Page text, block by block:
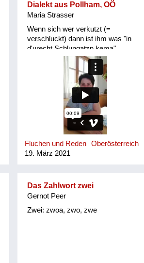
Dialekt aus Pollham, OÖ
Maria Strasser
Wenn sich wer verkutzt (=
verschluckt) dann ist ihm was "in
d'urecht Schlungatzn kema"
Fluchen und Reden
Oberösterreich
19. März 2021
Das Zahlwort zwei
Gernot Peer
Zwei: zwoa, zwo, zwe